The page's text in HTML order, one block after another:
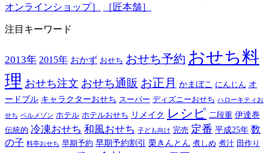
オンラインショップ］
［匠本舗］
注目キーワード
2013年 2015年 おかず おせち おせち予約 おせち料
理 おせち注文 おせち通販 お正月 かまぼこ にんじん オ
ードブル キャラクターおせち スーパー ディズニーおせち ハローキティお
せち ベルメゾン ホテル ホテルおせち リメイク レシピ 二段重 伊達巻
伝統的 冷凍おせち 和風おせち 子ども向け 完売 定番 平成25年 数
の子 料亭おせち 早期予約 早期予約割引 栗きんとん 煮しめ 煮汁 田作り